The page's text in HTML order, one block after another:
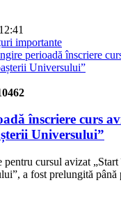
importante
perioadă înscriere
Universului”
înscriere curs
Universului”
pentru cursul avizat
a fost prelungită până